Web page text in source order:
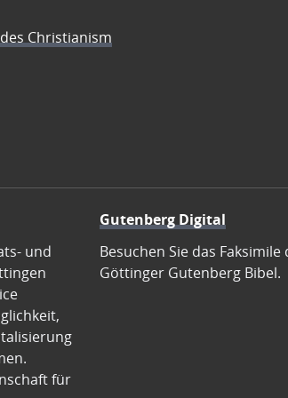
Christianism
und
für
Gutenberg Digital
Besuchen Sie das Faksimile
Göttinger Gutenberg Bibel.